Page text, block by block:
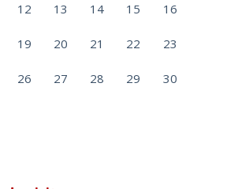
12 13 14 15 16
19 20 21 22 23
26 27 28 29 30